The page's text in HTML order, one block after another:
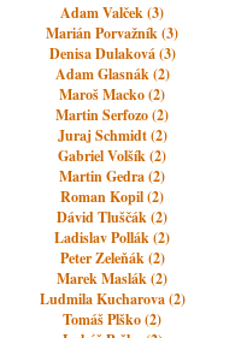
Adam Valček (3)
Marián Porvažník (3)
Denisa Dulaková (3)
Adam Glasnák (2)
Maroš Macko (2)
Martin Serfozo (2)
Juraj Schmidt (2)
Gabriel Volšík (2)
Martin Gedra (2)
Roman Kopil (2)
Dávid Tluščák (2)
Ladislav Pollák (2)
Peter Zeleňák (2)
Marek Maslák (2)
Ludmila Kucharova (2)
Tomáš Plško (2)